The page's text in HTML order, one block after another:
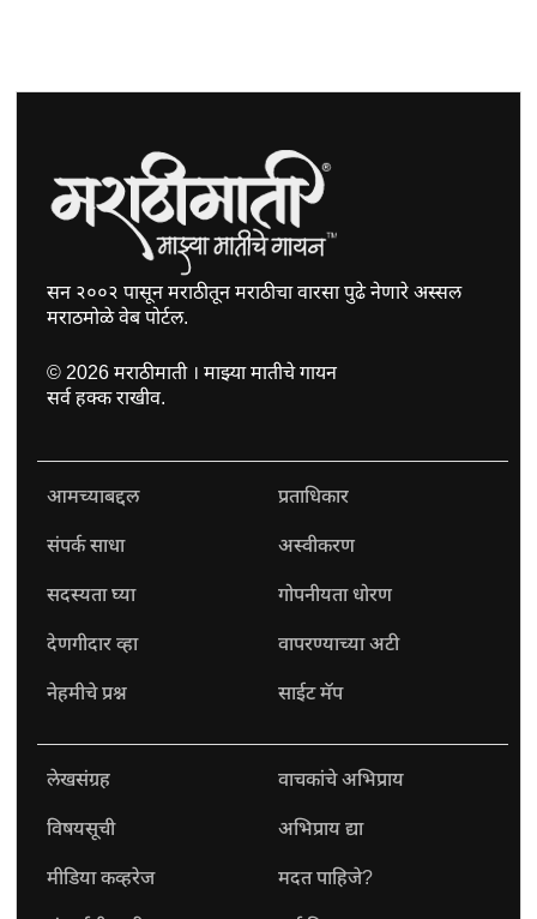
सन २००२ पासून मराठीतून मराठीचा वारसा पुढे नेणारे अस्सल
मराठमोळे वेब पोर्टल.
© 2026मराठीमाती । माझ्या मातीचे गायन
सर्व हक्क राखीव.
आमच्याबद्दल प्रताधिकार
संपर्क साधा अस्वीकरण
सदस्यता घ्या गोपनीयता धोरण
देणगीदार व्हा वापरण्याच्या अटी
नेहमीचे प्रश्न साईट मॅप
लेखसंग्रह वाचकांचे अभिप्राय
विषयसूची अभिप्राय द्या
मीडिया कव्हरेज मदत पाहिजे?